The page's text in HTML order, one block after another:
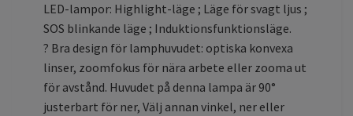
LED-lampor: Highlight-läge ; Läge för svagt ljus ;
SOS blinkande läge ; Induktionsfunktionsläge.
? Bra design för lamphuvudet: optiska konvexa
linser, zoomfokus för nära arbete eller zooma ut
för avstånd. Huvudet på denna lampa är 90°
justerbart för ner, Välj annan vinkel, ner eller